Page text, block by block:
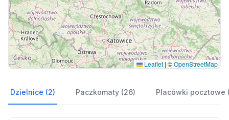
Leaflet | ©OpenStreetMap
Dzielnice (2) Paczkomaty (26) Placówki pocztowe